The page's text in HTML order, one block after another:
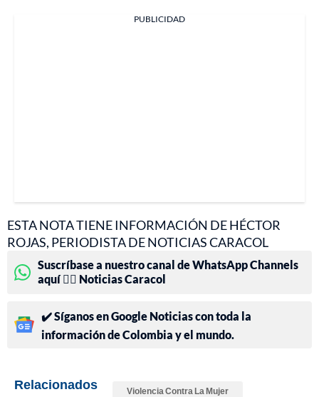
PUBLICIDAD
ESTA NOTA TIENE INFORMACIÓN DE HÉCTOR
ROJAS, PERIODISTA DE NOTICIAS CARACOL
Suscríbase a nuestro canal de WhatsApp Channels
aquí 👉🏻 Noticias Caracol
✔️ Síganos en Google Noticias con toda la
información de Colombia y el mundo.
Relacionados Violencia Contra La Mujer